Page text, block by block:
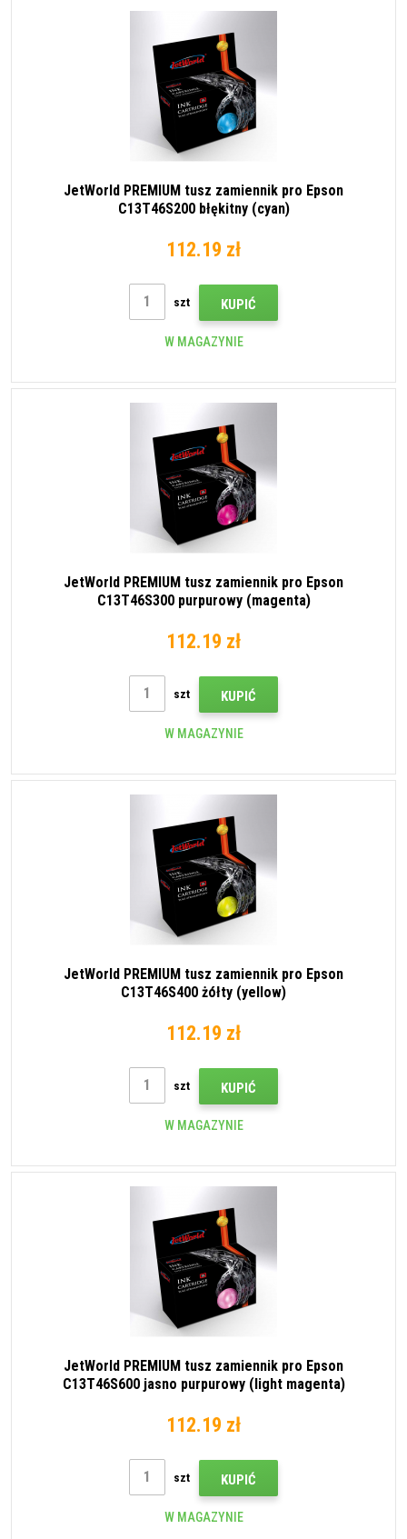
JetWorld PREMIUM tusz zamiennik pro Epson
C13T46S200 błękitny (cyan)
112.19 zł
szt KUPIĆ
W MAGAZYNIE
JetWorld PREMIUM tusz zamiennik pro Epson
C13T46S300 purpurowy (magenta)
112.19 zł
szt KUPIĆ
W MAGAZYNIE
JetWorld PREMIUM tusz zamiennik pro Epson
C13T46S400 żółty (yellow)
112.19 zł
szt KUPIĆ
W MAGAZYNIE
JetWorld PREMIUM tusz zamiennik pro Epson
C13T46S600 jasno purpurowy (light magenta)
112.19 zł
szt KUPIĆ
W MAGAZYNIE